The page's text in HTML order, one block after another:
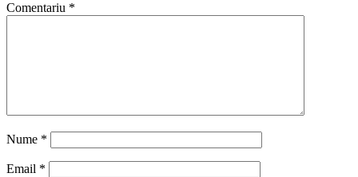
Comentariu *
Nume *
Email *